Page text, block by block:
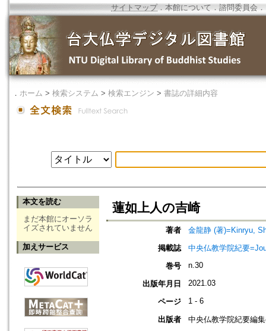
サイトマップ．本館について ． 諮問委員会 ．
． ホーム > 検索システム > 検索エンジン > 書誌の詳細内容
本文を読む
まだ本館にオーソラ
イズされていません
加えサービス
蓮如上人の吉崎
著者
金龍静 (著)=Kinryu,
掲載誌
中央仏教学院紀要
巻号
n.30
出版年月日 2021.03
ページ 1 - 6
出版者
中央仏教学院紀要編